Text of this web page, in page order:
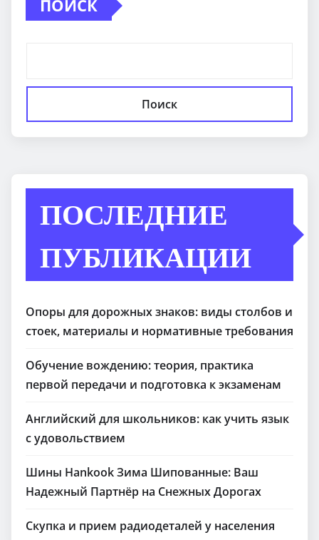
ПОИСК
Поиск
ПОСЛЕДНИЕ
ПУБЛИКАЦИИ
Опоры для дорожных знаков: виды столбов и
стоек, материалы и нормативные требования
Обучение вождению: теория, практика
первой передачи и подготовка к экзаменам
Английский для школьников: как учить язык
с удовольствием
Шины Hankook Зима Шипованные: Ваш
Надежный Партнёр на Снежных Дорогах
Скупка и прием радиодеталей у населения